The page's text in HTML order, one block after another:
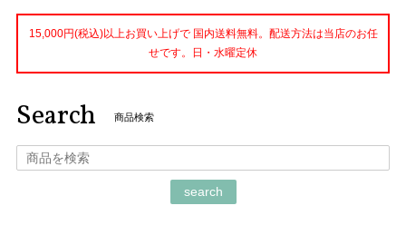
15,000円(税込)以上お買い上げで 国内送料無料。配送方法は当店のお任
せです。日・水曜定休
Search 商品検索
search